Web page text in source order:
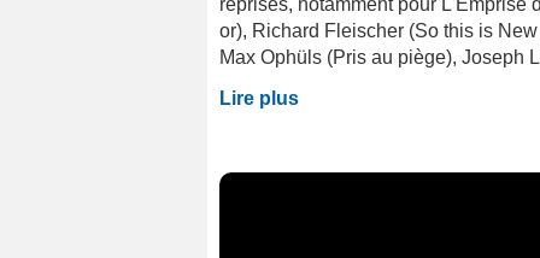
reprises, notamment pour L'Emprise
or), Richard Fleischer (So this is
Max Ophüls (Pris au piège), Joseph
Lire plus